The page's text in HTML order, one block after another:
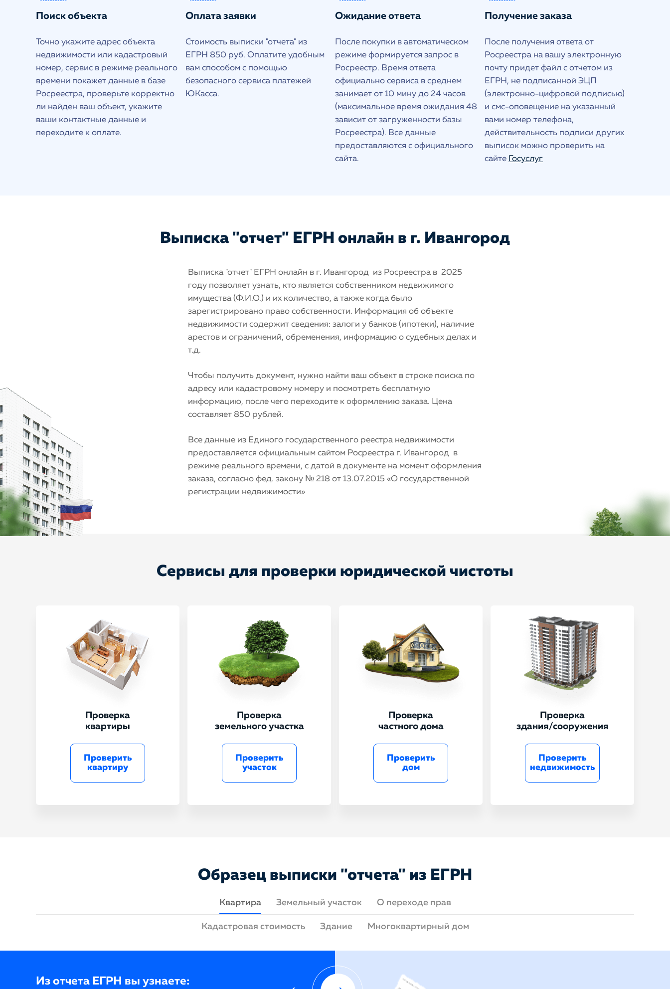
Поиск объекта
Точно укажите адрес объекта
недвижимости или кадастровый
номер, сервис в режиме реального
времени покажет данные в базе
Росреестра, проверьте корректно
ли найден ваш объект, укажите
ваши контактные данные и
переходите к оплате.
Оплата заявки
Стоимость выписки "отчета" из
ЕГРН 850 руб. Оплатите удобным
вам способом с помощью
безопасного сервиса платежей
ЮКасса.
Ожидание ответа
После покупки в автоматическом
режиме формируется запрос в
Росреестр. Время ответа
официально сервиса в среднем
занимает от 10 мину до 24 часов
(максимальное время ожидания 48
зависит от загруженности базы
Росреестра). Все данные
предоставляются с официального
сайта.
Получение заказа
После получения ответа от
Росреестра на вашу электронную
почту придет файл с отчетом из
ЕГРН, не подписанной ЭЦП
(электронно-цифровой подписью)
и смс-оповещение на указанный
вами номер телефона,
действительность подписи других
выписок можно проверить на
сайте Госуслуг
Выписка "отчет" ЕГРН онлайн в г. Ивангород
Выписка "отчет" ЕГРН онлайн в г. Ивангород из Росреестра в 2025
году позволяет узнать, кто является собственником недвижимого
имущества (Ф.И.О.) и их количество, а также когда было
зарегистрировано право собственности. Информация об объекте
недвижимости содержит сведения: залоги у банков (ипотеки), наличие
арестов и ограничений, обременения, информацию о судебных делах и
т.д.
Чтобы получить документ, нужно найти ваш объект в строке поиска по
адресу или кадастровому номеру и посмотреть бесплатную
информацию, после чего переходите к оформлению заказа. Цена
составляет 850 рублей.
Все данные из Единого государственного реестра недвижимости
предоставляется официальным сайтом Росреестра г. Ивангород в
режиме реального времени, с датой в документе на момент оформления
заказа, согласно фед. закону № 218 от 13.07.2015 «О государственной
регистрации недвижимости»
Сервисы для проверки юридической чистоты
Проверка
квартиры
Проверить
квартиру
Проверка
земельного участка
Проверить
участок
Проверка
частного дома
Проверить
дом
Проверка
здания/сооружения
Проверить
недвижимость
Образец выписки "отчета" из ЕГРН
Квартира Земельный участок О переходе прав
Кадастровая стоимость Здание Многоквартирный дом
Из отчета ЕГРН вы узнаете: